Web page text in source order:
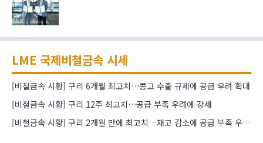
LME 국제비철금속 시세
[비철금속 시황] 구리 6개월 최고치…콩고 수출 규제에 공급 우려 확대
[비철금속 시황] 구리 12주 최고치…공급 부족 우려에 강세
[비철금속 시황] 구리 2개월 만에 최고치…재고 감소에 공급 부족 우려 확대